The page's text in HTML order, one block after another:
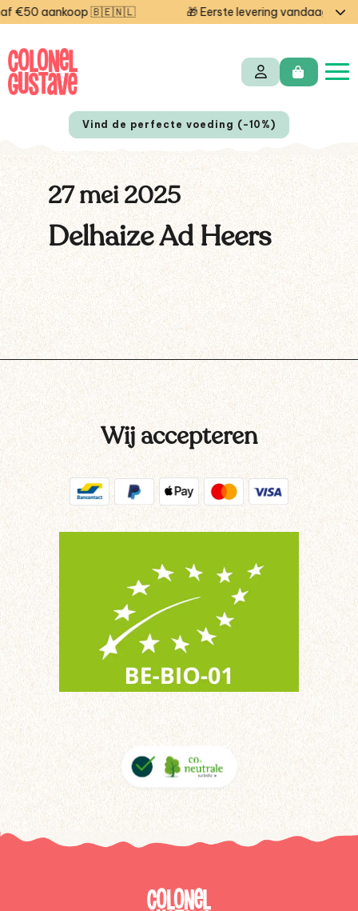
€50 aankoop 🇧🇪🇳🇱 🎁 Eerste levering vandaag
Vind de perfecte voeding (-10%)
27 mei 2025
Delhaize Ad Heers
Wij accepteren